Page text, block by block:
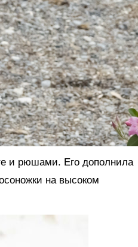
и рюшами. Его дополнила
на высоком